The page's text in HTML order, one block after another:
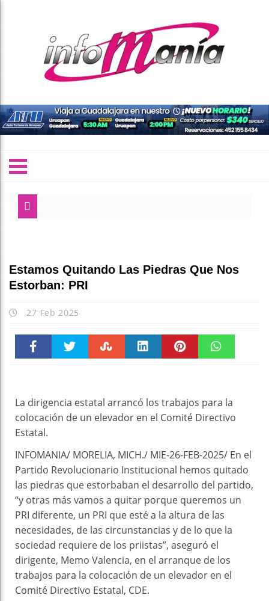
Estamos Quitando Las Piedras Que Nos
Estorban: PRI
27 Feb 2025
k
La dirigencia estatal arrancó los trabajos para la
colocación de un elevador en el Comité Directivo
Estatal.
INFOMANIA/ MORELIA, MICH./ MIE-26-FEB-2025/ En el
Partido Revolucionario Institucional hemos quitado
las piedras que estorbaban el desarrollo del partido,
“y otras más vamos a quitar porque queremos un
PRI diferente, un PRI que esté a la altura de las
necesidades, de las circunstancias y de lo que la
sociedad requiere de los priistas”, aseguró el
dirigente, Memo Valencia, en el arranque de los
trabajos para la colocación de un elevador en el
Comité Directivo Estatal, CDE.